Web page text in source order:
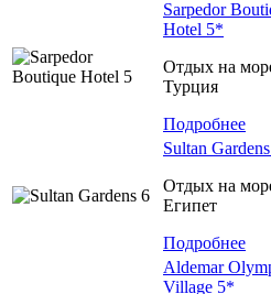
Sarpedor
Hotel 5*
Отдых на
Турция
Подробнее
Sultan
Отдых на
Египет
Подробнее
Aldemar
Village 5*